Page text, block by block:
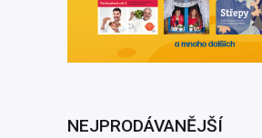
NEJPRODÁVANĚJŠÍ